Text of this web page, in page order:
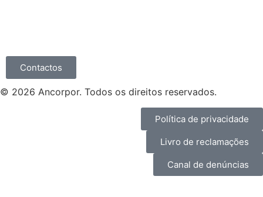
Contactos
© 2026 Ancorpor. Todos os direitos reservados.
Política de privacidade
Livro de reclamações
Canal de denúncias